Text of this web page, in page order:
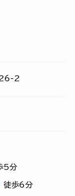
26-2
5分
徒歩6分